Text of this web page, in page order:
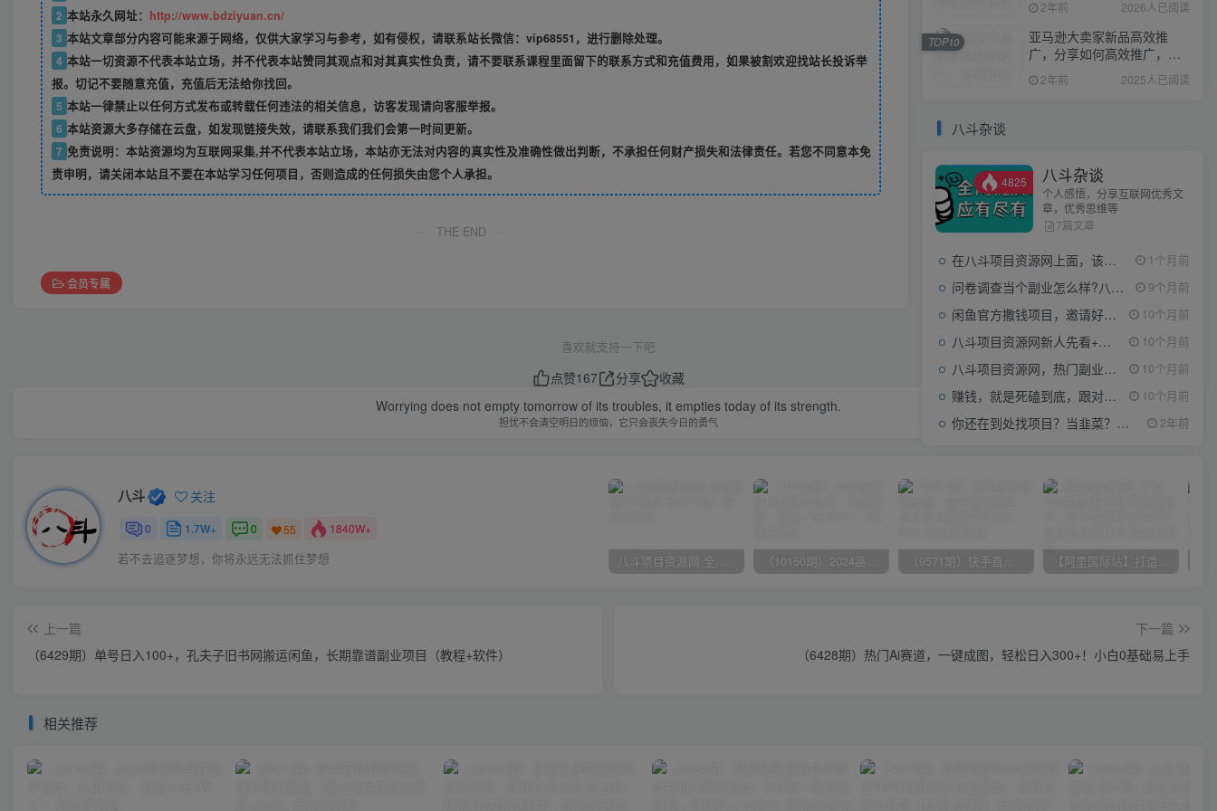
2 本站永久网址： http://www.bdziyuan.cn/
3 本站文章部分内容可能来源于网络，仅供大家学习与参考，如有侵权，请联系站长微信：vip68551，进行删除处理。
4 本站一切资源不代表本站立场，并不代表本站赞同其观点和对其真实性负责，请不要联系课程里面留下的联系方式和充值费用，如果被割欢迎找站长投诉举
报。切记不要随意充值，充值后无法给你找回。
5 本站一律禁止以任何方式发布或转载任何违法的相关信息，访客发现请向客服举报。
6 本站资源大多存储在云盘，如发现链接失效，请联系我们我们会第一时间更新。
7 免责说明：本站资源均为互联网采集,并不代表本站立场，本站亦无法对内容的真实性及准确性做出判断，不承担任何财产损失和法律责任。若您不同意本免
责申明，请关闭本站且不要在本站学习任何项目，否则造成的任何损失由您个人承担。
THE END
会员专属
喜欢就支持一下吧
点赞167 分享
收藏
Worrying does not empty tomorrow of its troubles, it empties today of its strength.
担忧不会清空明日的烦恼，它只会丧失今日的勇气
八斗 关注
0 1.7W+ 0 55 1840W+
若不去追逐梦想，你将永远无法抓住梦想 八斗项目资源网 全网正品VIP课程 无损下载~ （10150期）2024高考项目野路子玩法，无限裂变，最高一天1W＋！ （9571期）快手直播短剧玩法，强开磁力聚星，结合多种变现方式日入600+ 【阿里国际站】打造Top店铺&获得优质询盘客户，​95%的国际站讲师不会说的运营技巧
上一篇
（6429期）单号日入100+，孔夫子旧书网搬运闲鱼，长期靠谱副业项目（教程+软件）
下一篇
（6428期）热门Ai赛道，一键成图，轻松日入300+！小白0基础易上手
相关推荐
2年前 2026人已阅读
亚马逊大卖家新品高效推
广，分享如何高效推广，打
造百万美金爆款单品
2年前 2025人已阅读
TOP10
八斗杂谈
4825 八斗杂谈
个人感悟，分享互联网优秀文
章，优秀思维等
7篇文章
在八斗项目资源网上面，该看什么类型的赚钱项目 1个月前
问卷调查当个副业怎么样?八斗告诉你 9个月前
闲鱼官方撒钱项目，邀请好友领现金，单价1-8元，0成本可以当个小副业 10个月前
八斗项目资源网新人先看+领取【0撸小项目+互联网工具箱】 10个月前
八斗项目资源网，热门副业项目任你选，每日持续更新 10个月前
赚钱，就是死磕到底，跟对人做对事。 10个月前
你还在到处找项目？当韭菜？我靠项目资源网也能月如过万。 2年前